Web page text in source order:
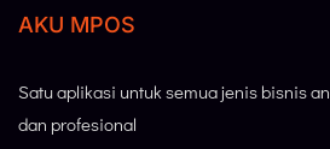
AKU MPOS
Satu aplikasi untuk semua jenis bisnis
dan profesional